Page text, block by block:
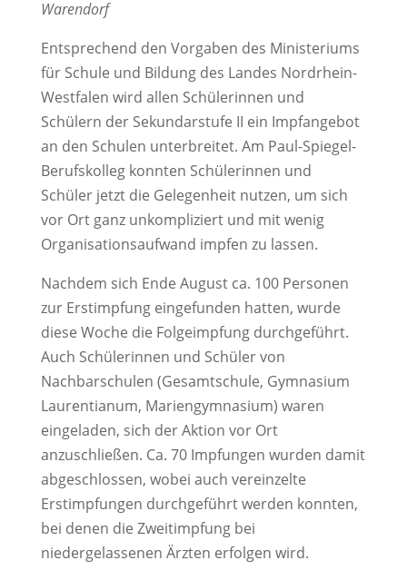
Warendorf
Entsprechend den Vorgaben des Ministeriums
für Schule und Bildung des Landes Nordrhein-
Westfalen wird allen Schülerinnen und
Schülern der Sekundarstufe II ein Impfangebot
an den Schulen unterbreitet. Am Paul-Spiegel-
Berufskolleg konnten Schülerinnen und
Schüler jetzt die Gelegenheit nutzen, um sich
vor Ort ganz unkompliziert und mit wenig
Organisationsaufwand impfen zu lassen.
Nachdem sich Ende August ca. 100 Personen
zur Erstimpfung eingefunden hatten, wurde
diese Woche die Folgeimpfung durchgeführt.
Auch Schülerinnen und Schüler von
Nachbarschulen (Gesamtschule, Gymnasium
Laurentianum, Mariengymnasium) waren
eingeladen, sich der Aktion vor Ort
anzuschließen. Ca. 70 Impfungen wurden damit
abgeschlossen, wobei auch vereinzelte
Erstimpfungen durchgeführt werden konnten,
bei denen die Zweitimpfung bei
niedergelassenen Ärzten erfolgen wird.